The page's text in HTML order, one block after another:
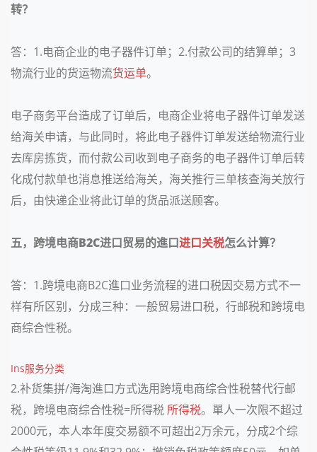
转？
答： 1.电商企业的电子器件订单； 2.付款公司的结算单； 3
物流行业的货运物流货运单。
电子商务平台造成了订单后，电商企业将电子器件订单发送
给海关申请，与此同时，将此电子器件订单发送给物流行业
去库房拣货，而付款公司收到电子商务的电子器件订单后转
化成付款单也消息推送给海关，海关推行三单核查海关放行
后，由快递企业将此订单的货品派送顾客。
五，跨境电商B2C进口贸易的進口进口关税怎么计算？
答： 1.跨境电商B2C進口业务流程的进口税因交易方式不一
样有所区别，分成三种：一般贸易进口税，行邮税和跨境电
商综合性税。
Ins服务分类
2.补货集拼/海淘進口方式选用跨境电商综合性税替代行邮
税，跨境电商综合性税=所得税 所得税。單人一次限不超过
2000元，本人本年度交易额不可超出2万余元，分成2个综